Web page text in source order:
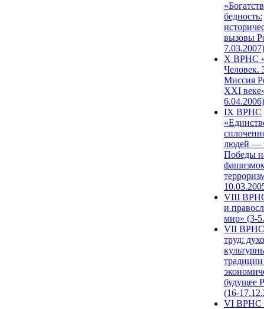
бедность:
вызовы
7.03.2007)
X ВРНС
Человек.
Миссия
XXI
6.04.2006)
IX ВРНС
людей —
Победы
VIII
и
мир» (3-
VII ВРНС
труд:
будущее
(16-
VI ВРНС